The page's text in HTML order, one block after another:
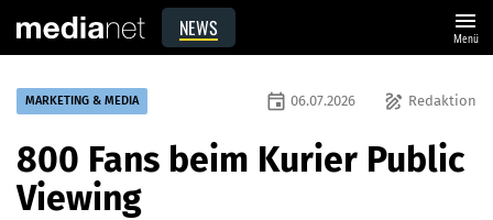
NEWS menu
Menü
MARKETING & MEDIA draw Redaktion
event 06.07.2026
800 Fans beim Kurier Public
Viewing